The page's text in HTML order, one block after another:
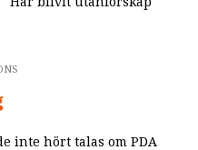
inte hört talas om PDA